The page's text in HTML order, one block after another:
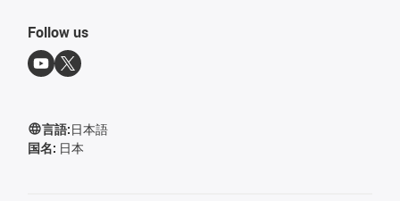
Follow us
言語:日本語
国名: 日本